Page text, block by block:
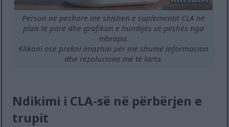
Person në peshore me shishen e suplementit CLA në
plan të parë dhe grafikun e humbjes së peshës nga
mbrapa.
Klikoni ose prekni imazhin për më shumë informacion
dhe rezolucione më të larta.
Ndikimi i CLA-së në përbërjen e
trupit